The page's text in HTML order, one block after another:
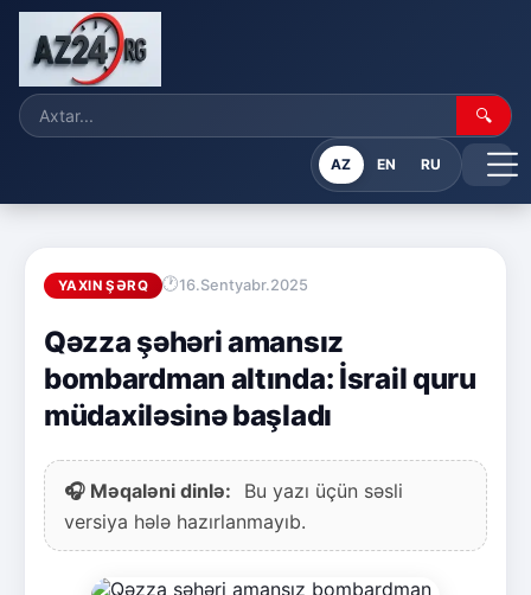
🔍
AZ EN RU
YAXIN ŞƏRQ 16.Sentyabr.2025
Qəzza şəhəri amansız
bombardman altında: İsrail quru
müdaxiləsinə başladı
🎧 Məqaləni dinlə:
Bu yazı üçün səsli
versiya hələ hazırlanmayıb.